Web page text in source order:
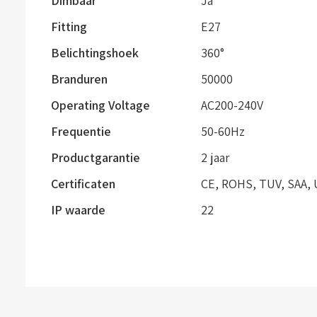
Fitting
E27
Belichtingshoek
360°
Branduren
50000
Operating Voltage
AC200-240V
Frequentie
50-60Hz
Productgarantie
2 jaar
Certificaten
CE, ROHS, TUV, SAA,
IP waarde
22